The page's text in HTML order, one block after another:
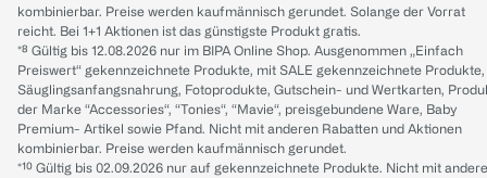
kombinierbar. Preise werden kaufmännisch gerundet. Solange der Vorrat
reicht. Bei 1+1 Aktionen ist das günstigste Produkt gratis.
*⁸ Gültig bis 12.08.2026 nur im BIPA Online Shop. Ausgenommen „Einfach
Preiswert“ gekennzeichnete Produkte, mit SALE gekennzeichnete Produkte,
Säuglingsanfangsnahrung, Fotoprodukte, Gutschein- und Wertkarten,
der Marke “Accessories“, “Tonies“, “Mavie“, preisgebundene Ware, Baby
Premium- Artikel sowie Pfand. Nicht mit anderen Rabatten und Aktionen
kombinierbar. Preise werden kaufmännisch gerundet.
*¹⁰ Gültig bis 02.09.2026 nur auf gekennzeichnete Produkte. Nicht mit